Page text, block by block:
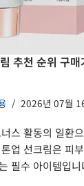
추천 순위 구
2026년 07월
스 활동의 일환
업 선크림은 피
필수 아이템입